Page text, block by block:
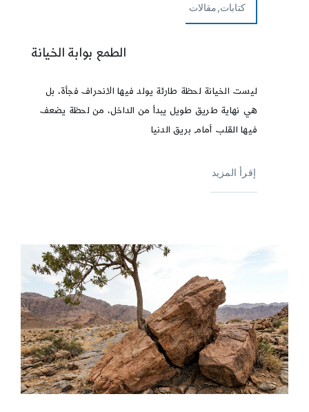
كتابات,مقالات
الطمع بوابة الخيانة
ليست الخيانة لحظة طارئة يولد فيها الانحراف فجأة، بل
هي نهاية طريق طويل يبدأ من الداخل، من لحظة يضعف
فيها القلب أمام بريق الدنيا
إقرأ المزيد